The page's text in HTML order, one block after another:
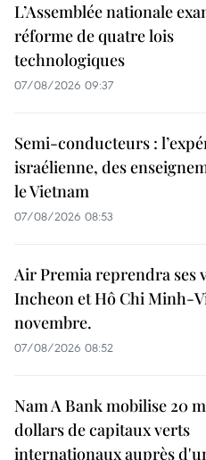
L’Assemblée nationale
réforme de quatre lois
technologiques
07/08/2026 09:37
Semi-conducteurs :
israélienne, des
le Vietnam
07/08/2026 08:53
Air Premia reprendra ses
Incheon et Hô Chi Minh-
novembre.
07/08/2026 08:52
Nam A Bank mobilise 20
dollars de capitaux verts
internationaux auprès